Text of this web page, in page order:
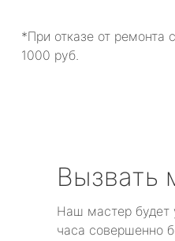
*При отказе от ремонта
1000 руб.
Вызвать
Наш мастер будет
часа совершенно